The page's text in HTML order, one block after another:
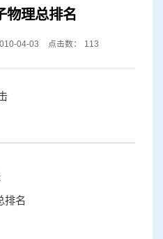
物理总排名
04-03 点击数： 113
排名